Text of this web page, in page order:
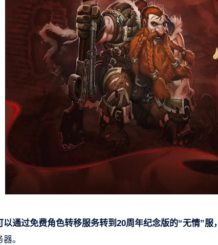
通过免费角色转移服务转到20周年纪念版的“无情”服，
。